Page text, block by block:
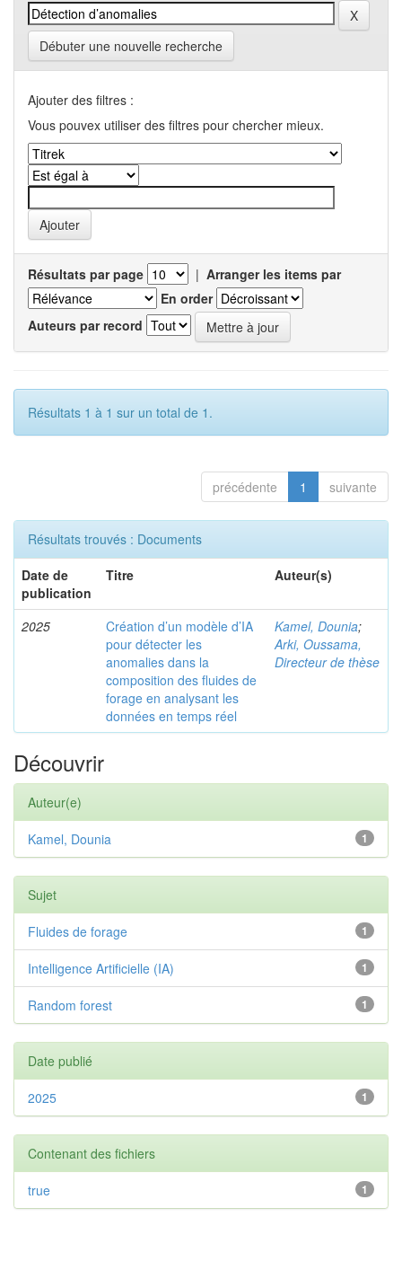
Débuter une nouvelle recherche
Ajouter des filtres :
Vous pouvex utiliser des filtres pour chercher mieux.
Résultats par page | Arranger les items par
En order
Auteurs par record
Résultats 1 à 1 sur un total de 1.
précédente 1 suivante
Résultats trouvés : Documents
Date de
publication
Titre Auteur(s)
2025
Création d’un modèle d’IA
pour détecter les
anomalies dans la
composition des fluides de
forage en analysant les
données en temps réel
Kamel, Dounia;
Arki, Oussama,
Directeur de thèse
Découvrir
Auteur(e)
1
Kamel, Dounia
Sujet
1
Fluides de forage
1
Intelligence Artificielle (IA)
1
Random forest
Date publié
1
2025
Contenant des fichiers
1
true